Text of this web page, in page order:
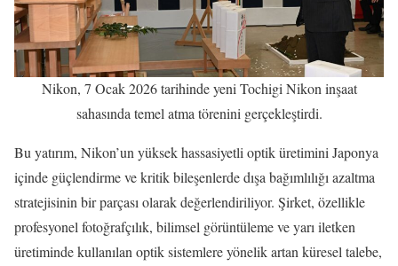
Nikon, 7 Ocak 2026 tarihinde yeni Tochigi Nikon inşaat
sahasında temel atma törenini gerçekleştirdi.
Bu yatırım, Nikon’un yüksek hassasiyetli optik üretimini Japonya
içinde güçlendirme ve kritik bileşenlerde dışa bağımlılığı azaltma
stratejisinin bir parçası olarak değerlendiriliyor. Şirket, özellikle
profesyonel fotoğrafçılık, bilimsel görüntüleme ve yarı iletken
üretiminde kullanılan optik sistemlere yönelik artan küresel talebe,